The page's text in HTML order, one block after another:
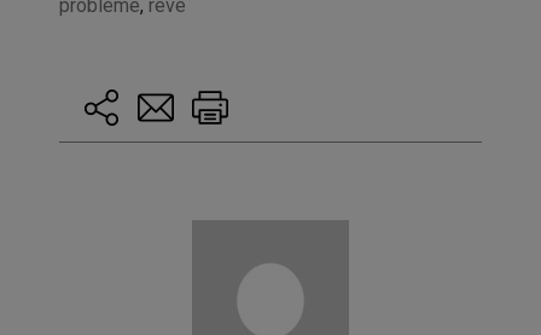
problème, rêve